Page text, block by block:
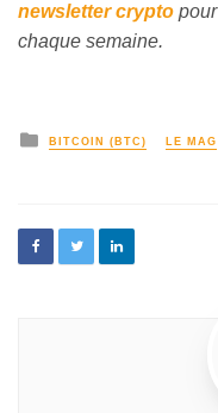
newsletter crypto
chaque semaine.
BITCOIN (BTC) LE MAG